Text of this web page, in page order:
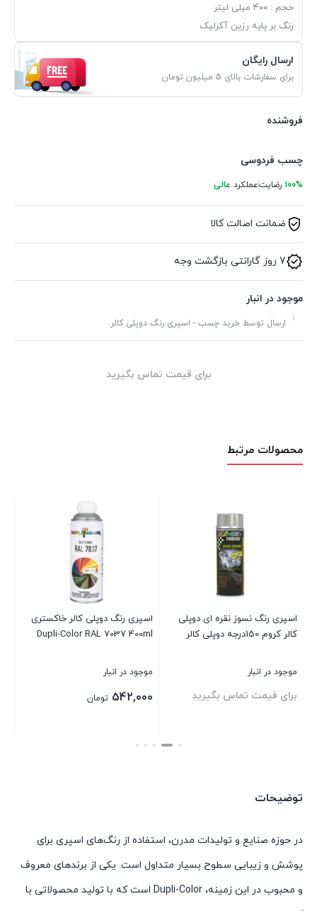
حجم : ۴۰۰ میلی لیتر
رنگ بر پایه رزین آکرلیک
ارسال رایگان
برای سفارشات بالای 5 میلیون تومان
فروشنده
چسب فردوسی
100% رضایتعملکرد عالی
ضمانت اصالت کالا
7 روز گارانتی بازگشت وجه
موجود در انبار
ارسال توسط خرید چسب - اسپری رنگ دوپلی کالر.
برای قیمت تماس بگیرید
محصولات مرتبط
اسپری رنگ نسوز نقره ای دوپلی
کالر کروم 150درجه دوپلی کالر
موجود در انبار
برای قیمت تماس بگیرید
اسپری رنگ دوپلی کالر خاکستری
Dupli-Color RAL 7037 400ml
موجود در انبار
542,000 تومان
بستن
توضیحات
در حوزه صنایع و تولیدات مدرن، استفاده از رنگ‌های اسپری برای
پوشش و زیبایی سطوح بسیار متداول است. یکی از برندهای معروف
و محبوب در این زمینه، Dupli-Color است که با تولید محصولاتی با